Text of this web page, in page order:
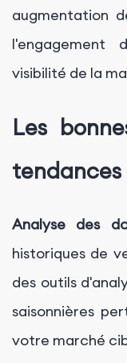
augmentation
l'engagement
visibilité de la
Les
tendances
Analyse des
historiques de
des outils
saisonnières
votre marché